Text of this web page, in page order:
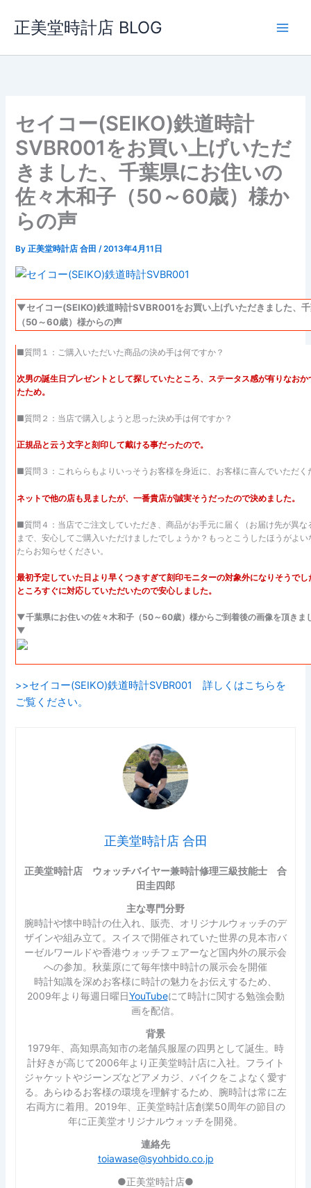
ス
正美堂時計店 BLOG
セイコー(SEIKO)鉄道時計
SVBR001をお買い上げいただ
きました、千葉県にお住いの
佐々木和子（50～60歳）様か
らの声
By正美堂時計店 合田/2013年4月11日
▼セイコー(SEIKO)鉄道時計SVBR001をお買い上げいただきました、
（50～60歳）様からの声
■質問１：ご購入いただいた商品の決め手は何ですか？
次男の誕生日プレゼントとして探していたところ、ステータス感が有りなお
たため。
■質問２：当店で購入しようと思った決め手は何ですか？
正規品と云う文字と刻印して戴ける事だったので。
■質問３：これららもよりいっそうお客様を身近に、お客様に喜んでいただ
ネットで他の店も見ましたが、一番貴店が誠実そうだったので決めました。
■質問４：当店でご注文していただき、商品がお手元に届く（お届け先が異
まで、安心してご購入いただけましたでしょうか？もっとこうしたほうがよ
たらお知らせください。
最初予定していた日より早くつきすぎて刻印モニターの対象外になりそうで
ところすぐに対応していただいたので安心しました。
▼千葉県にお住いの佐々木和子（50～60歳）様からご到着後の画像を頂きま
▼
>>セイコー(SEIKO)鉄道時計SVBR001 詳しくはこちらを
ご覧ください。
正美堂時計店 合田
正美堂時計店 ウォッチバイヤー兼時計修理三級技能士 合
田圭四郎
主な専門分野
腕時計や懐中時計の仕入れ、販売、オリジナルウォッチのデ
ザインや組み立て。スイスで開催されていた世界の見本市バ
ーゼルワールドや香港ウォッチフェアーなど国内外の展示会
への参加。秋葉原にて毎年懐中時計の展示会を開催
時計知識を深めお客様に時計の魅力をお伝えするため、
2009年より毎週日曜日YouTubeにて時計に関する勉強会動
画を配信。
背景
1979年、高知県高知市の老舗呉服屋の四男として誕生。時
計好きが高じて2006年より正美堂時計店に入社。フライト
ジャケットやジーンズなどアメカジ、バイクをこよなく愛す
る。あらゆるお客様の環境を理解するため、腕時計は常に左
右両方に着用。2019年、正美堂時計店創業50周年の節目の
年に正美堂オリジナルウォッチを開発。
連絡先
toiawase@syohbido.co.jp
●正美堂時計店●